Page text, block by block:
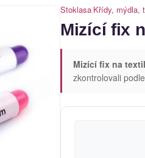
Stoklasa|Křídy, mýdla,
Mizící fix
Mizící fix na textil
zkontrolovali